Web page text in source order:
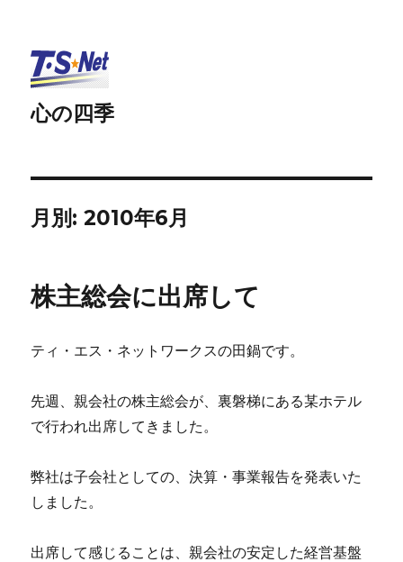
心の四季
月別: 2010年6月
株主総会に出席して
ティ・エス・ネットワークスの田鍋です。
先週、親会社の株主総会が、裏磐梯にある某ホテル
で行われ出席してきました。
弊社は子会社としての、決算・事業報告を発表いた
しました。
出席して感じることは、親会社の安定した経営基盤